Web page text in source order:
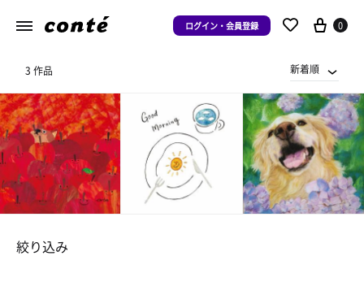
ログイン・会員登録 0
3 作品 新着順
絞り込み